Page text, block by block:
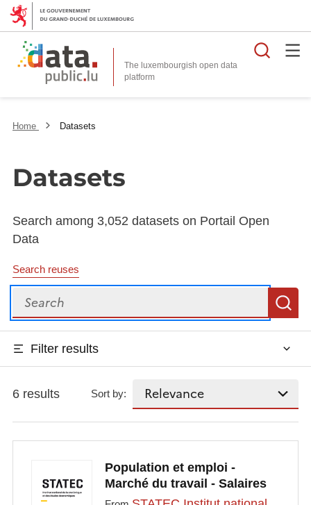
The luxembourgish open data
platform
Home Datasets
Datasets
Search among 3,052 datasets on Portail Open
Data
Search reuses
Search
Filter results
6 results Sort by:
Population et emploi -
Marché du travail - Salaires